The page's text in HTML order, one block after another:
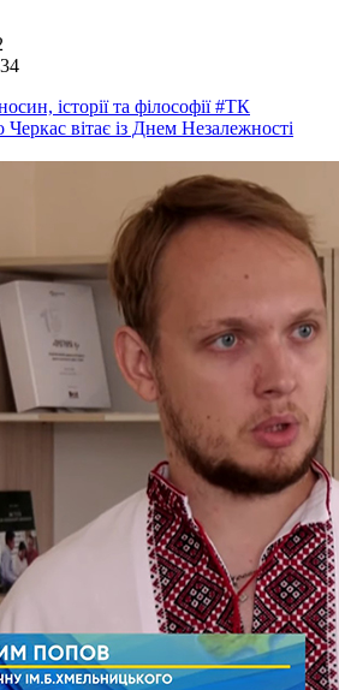
історії та філософії#ТК
Черкас вітає із Днем Незалежності